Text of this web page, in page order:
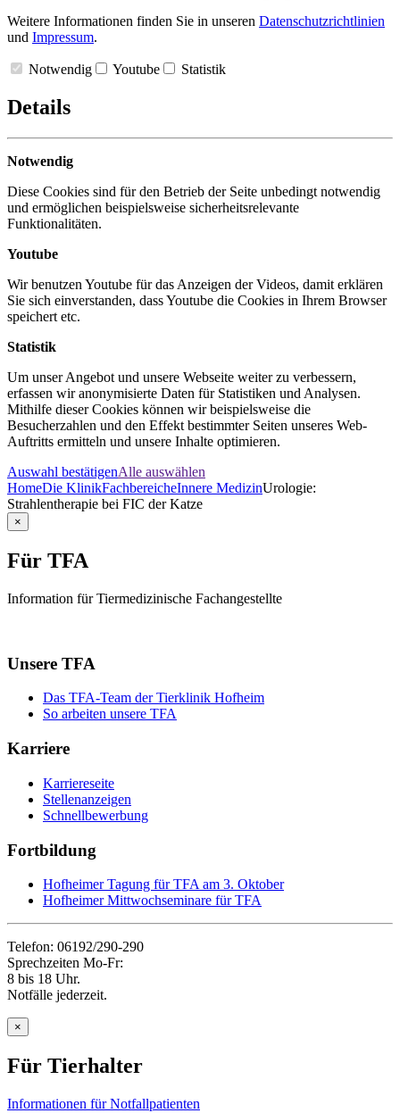
Weitere Informationen finden Sie in unseren Datenschutzrichtlinien
und Impressum.
Notwendig Youtube Statistik
Details
Notwendig
Diese Cookies sind für den Betrieb der Seite unbedingt notwendig
und ermöglichen beispielsweise sicherheitsrelevante
Funktionalitäten.
Youtube
Wir benutzen Youtube für das Anzeigen der Videos, damit erklären
Sie sich einverstanden, dass Youtube die Cookies in Ihrem Browser
speichert etc.
Statistik
Um unser Angebot und unsere Webseite weiter zu verbessern,
erfassen wir anonymisierte Daten für Statistiken und Analysen.
Mithilfe dieser Cookies können wir beispielsweise die
Besucherzahlen und den Effekt bestimmter Seiten unseres Web-
Auftritts ermitteln und unsere Inhalte optimieren.
Auswahl bestätigenAlle auswählen
HomeDie KlinikFachbereicheInnere MedizinUrologie:
Strahlentherapie bei FIC der Katze
×
Für TFA
Information für Tiermedizinische Fachangestellte
Unsere TFA
Das TFA-Team der Tierklinik Hofheim
So arbeiten unsere TFA
Karriere
Karriereseite
Stellenanzeigen
Schnellbewerbung
Fortbildung
Hofheimer Tagung für TFA am 3. Oktober
Hofheimer Mittwochseminare für TFA
Telefon: 06192/290-290
Sprechzeiten Mo-Fr:
8 bis 18 Uhr.
Notfälle jederzeit.
×
Für Tierhalter
Informationen für Notfallpatienten